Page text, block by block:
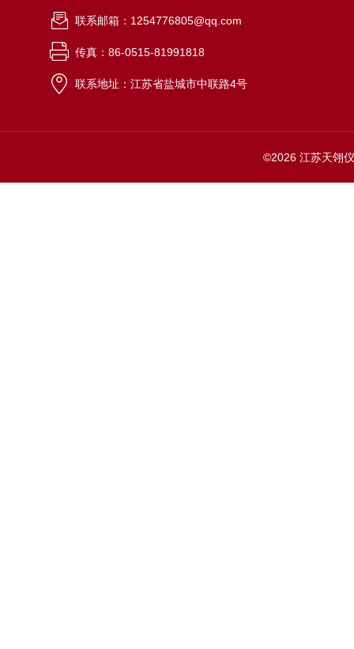
联系邮箱：1254776805@qq.com
传真：86-0515-81991818
联系地址：江苏省盐城市中联路4号
©2026 江苏天翎